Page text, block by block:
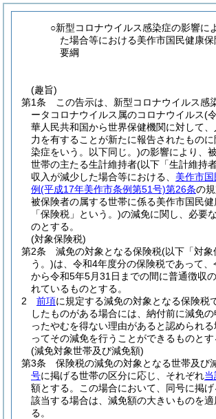
○新型コロナウイルス感染症の影響に
た場合等における美作市国民健康
要綱
(趣旨)
第1条
この告示は、新型コロナウイルス感
ータコロナウイルス属のコロナウイルス(
華人民共和国から世界保健機関に対して
力を有することが新たに報告されたものに
染症をいう。以下同じ。)の影響により、
世帯の主たる生計維持者(以下「生計維持
収入が減少した場合等における、 美作市
例(平成17年美作市条例第51号)第26条の
被保険者の属する世帯に係る美作市国民
「保険税」という。)の減免に関し、必要
のとする。
(対象保険税)
第2条
減免の対象となる保険税(以下「対象
う。)は、令和4年度分の保険税であって、
から令和5年5月31日までの間に普通徴収
れているものとする。
2
前項に規定する減免の対象となる保険税
したものがある場合には、納付前に減免
ったやむを得ない理由があると認められ
ってその減免を行うことができるものとす
(減免対象世帯及び減免額)
第3条
保険税の減免の対象となる世帯及び
号に掲げる世帯の区分に応じ、それぞれ
額とする。
この場合において、同号に掲
該当する場合は、減免額の大きいものを
る。